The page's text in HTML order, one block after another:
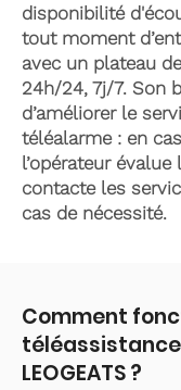
disponibilité
tout moment
avec un plateau
24h/24, 7j/7. Son
d’améliorer le
téléalarme : en
l’opérateur
contacte les
cas de nécessité.
Comment
LEOGEATS ?